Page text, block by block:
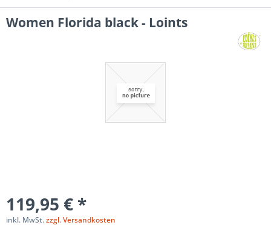
Women Florida black - Loints
119,95 € *
inkl. MwSt.zzgl. Versandkosten